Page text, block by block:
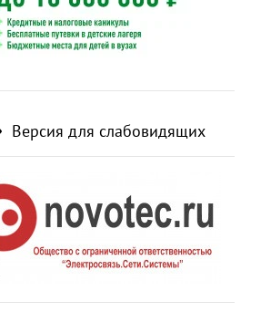
Версия для слабовидящих